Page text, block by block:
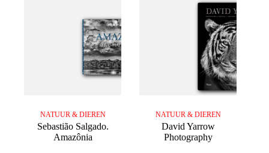
NATUUR & DIEREN
Sebastião Salgado.
Amazônia
NATUUR & DIEREN
David Yarrow
Photography